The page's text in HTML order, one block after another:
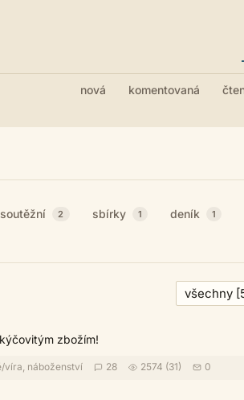
nová komentovaná
soutěžní 2 sbírky 1 deník 1
zbožím!
/víra, náboženství 28 2574 (31) 0